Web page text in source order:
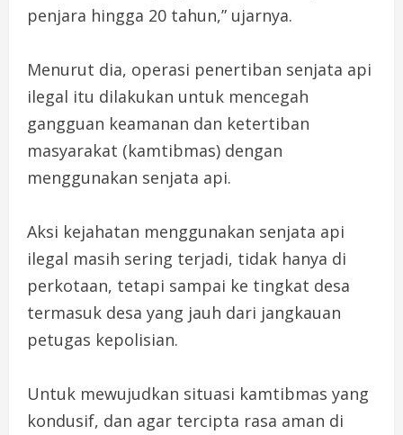
penjara hingga 20 tahun,” ujarnya.
Menurut dia, operasi penertiban senjata api
ilegal itu dilakukan untuk mencegah
gangguan keamanan dan ketertiban
masyarakat (kamtibmas) dengan
menggunakan senjata api.
Aksi kejahatan menggunakan senjata api
ilegal masih sering terjadi, tidak hanya di
perkotaan, tetapi sampai ke tingkat desa
termasuk desa yang jauh dari jangkauan
petugas kepolisian.
Untuk mewujudkan situasi kamtibmas yang
kondusif, dan agar tercipta rasa aman di